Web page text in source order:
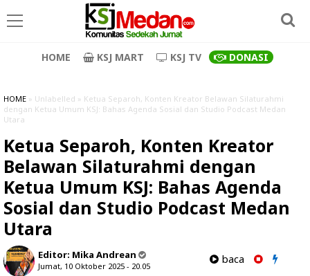
HOME KSJ MART KSJ TV DONASI
HOME » Unlabelled » Ketua Separoh, Konten Kreator Belawan Silaturahmi
dengan Ketua Umum KSJ: Bahas Agenda Sosial dan Studio Podcast Medan
Utara
Ketua Separoh, Konten Kreator
Belawan Silaturahmi dengan
Ketua Umum KSJ: Bahas Agenda
Sosial dan Studio Podcast Medan
Utara
Editor: Mika Andrean
Jumat, 10 Oktober 2025 - 20.05
baca